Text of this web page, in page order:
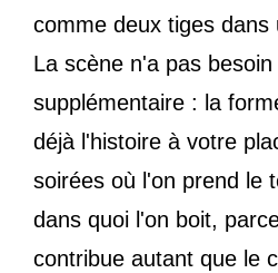
comme deux tiges dans
La scène n'a pas
supplémentaire : la
déjà l'histoire à votre
soirées où l'on prend le
dans quoi l'on boit,
contribue autant que le